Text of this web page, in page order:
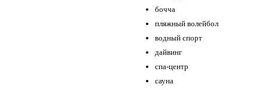
бочча
пляжный волейбол
водный спорт
дайвинг
спа-центр
сауна